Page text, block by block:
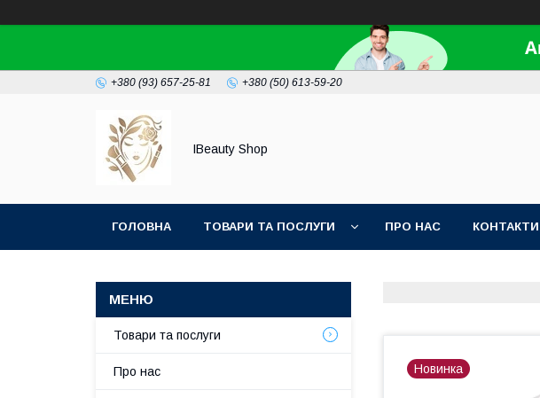
+380 (93) 657-25-81 +380 (50) 613-59-20
IBeauty Shop
ГОЛОВНА ТОВАРИ ТА ПОСЛУГИ ПРО НАС КОНТАКТИ
Новинка
Товари та послуги
Про нас